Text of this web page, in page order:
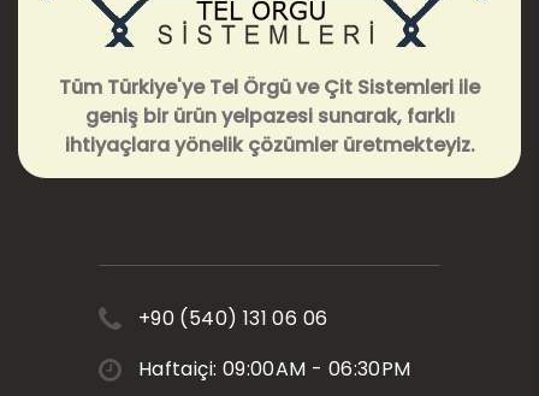
Tüm Türkiye'ye Tel Örgü ve Çit Sistemleri ile
geniş bir ürün yelpazesi sunarak, farklı
ihtiyaçlara yönelik çözümler üretmekteyiz.
+90 (540) 131 06 06
Haftaiçi: 09:00AM - 06:30PM